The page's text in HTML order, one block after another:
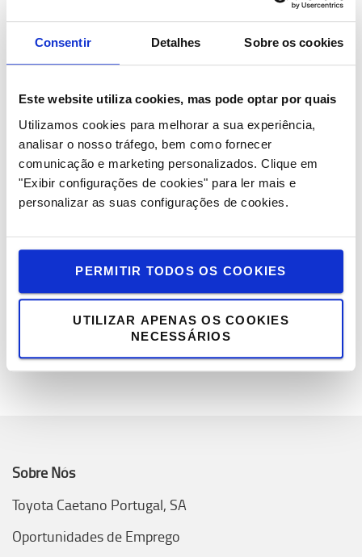
Consentir Detalhes Sobre os cookies
Este website utiliza cookies, mas pode optar por quais
Utilizamos cookies para melhorar a sua experiência,
analisar o nosso tráfego, bem como fornecer
comunicação e marketing personalizados. Clique em
"Exibir configurações de cookies" para ler mais e
personalizar as suas configurações de cookies.
PERMITIR TODOS OS COOKIES
UTILIZAR APENAS OS COOKIES
NECESSÁRIOS
“O sector da Logística encontra-se num processo de
mudança e adaptação por influência das tendências
Logística assume assim uma grande complexidade,
criando desafios para os seus gestores e obrigando a
coordenar simultaneamente e de forma eficaz uma vasta
quantidade de processos. A logística urbana, o aumento
da população, o comércio eletrónico, a sustentabilidade,
a economia circular, as cadeias de logística integradas
mais longas e as novas tecnologias, são alguns dos
exemplos dos desafios que irão garantir a
competitividade da Logística no futuro, onde a
sustentabilidade se converte num fator estratégico”,
salienta a associação.
SOLUÇÕES DE ENERGIA
Sobre Nós
Toyota Caetano Portugal, SA
Oportunidades de Emprego